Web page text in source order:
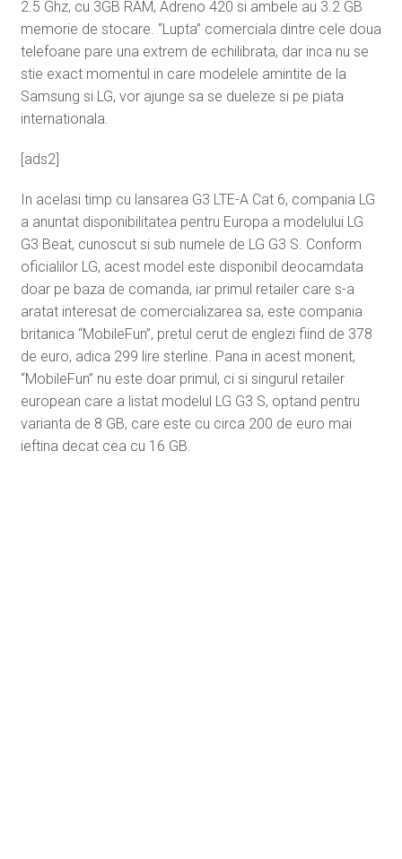
2.5 Ghz, cu 3GB RAM, Adreno 420 si ambele au 3.2 GB
memorie de stocare. “Lupta” comerciala dintre cele doua
telefoane pare una extrem de echilibrata, dar inca nu se
stie exact momentul in care modelele amintite de la
Samsung si LG, vor ajunge sa se dueleze si pe piata
internationala.
[ads2]
In acelasi timp cu lansarea G3 LTE-A Cat 6, compania LG
a anuntat disponibilitatea pentru Europa a modelului LG
G3 Beat, cunoscut si sub numele de LG G3 S. Conform
oficialilor LG, acest model este disponibil deocamdata
doar pe baza de comanda, iar primul retailer care s-a
aratat interesat de comercializarea sa, este compania
britanica “MobileFun”, pretul cerut de englezi fiind de 378
de euro, adica 299 lire sterline. Pana in acest monent,
“MobileFun” nu este doar primul, ci si singurul retailer
european care a listat modelul LG G3 S, optand pentru
varianta de 8 GB, care este cu circa 200 de euro mai
ieftina decat cea cu 16 GB.